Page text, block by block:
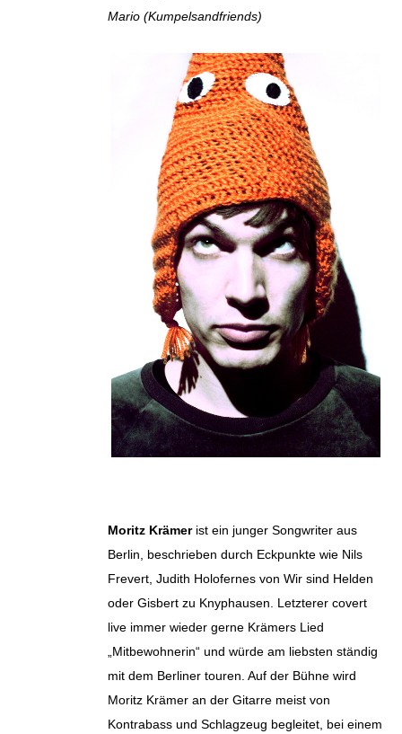
Mario (Kumpelsandfriends)
Moritz Krämerist ein junger Songwriter aus
Berlin, beschrieben durch Eckpunkte wie Nils
Frevert, Judith Holofernes von Wir sind Helden
oder Gisbert zu Knyphausen. Letzterer covert
live immer wieder gerne Krämers Lied
„Mitbewohnerin“ und würde am liebsten ständig
mit dem Berliner touren. Auf der Bühne wird
Moritz Krämer an der Gitarre meist von
Kontrabass und Schlagzeug begleitet, bei einem